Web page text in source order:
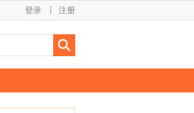
注册
登录